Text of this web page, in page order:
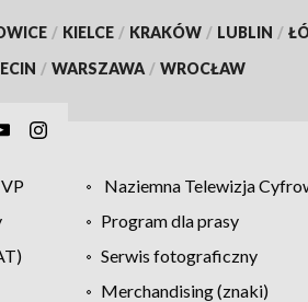
/ KIELCE / KRAKÓW / LUBLIN /
/ WARSZAWA / WROCŁAW
Naziemna Telewizja
Program dla prasy
Serwis fotograficzny
Merchandising (znaki)